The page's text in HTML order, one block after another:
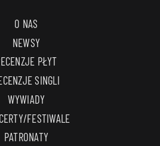
O NAS
NEWSY
PŁYT
SINGLI
WYWIADY
FESTIWALE
PATRONATY